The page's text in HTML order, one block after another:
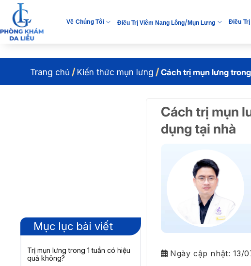
qua
nội
dung
Về Chúng Tôi Điều Trị Viêm Nang Lông/Mụn Lưng Điều
Trang chủ / Kiến thức mụn lưng /Cách trị mụn lưng
Mục lục bài viết
Trị mụn lưng trong 1 tuần có hiệu
quả không?
Cách trị mụn
dụng tại nhà
Ngày cập nhật: 13/